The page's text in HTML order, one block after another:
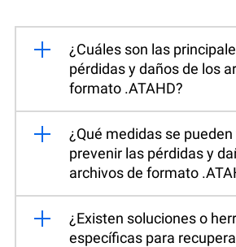
¿Cuáles son las
pérdidas y daños de los
formato .ATAHD?
¿Qué medidas se
prevenir las pérdidas y
archivos de formato
¿Existen soluciones o
específicas para